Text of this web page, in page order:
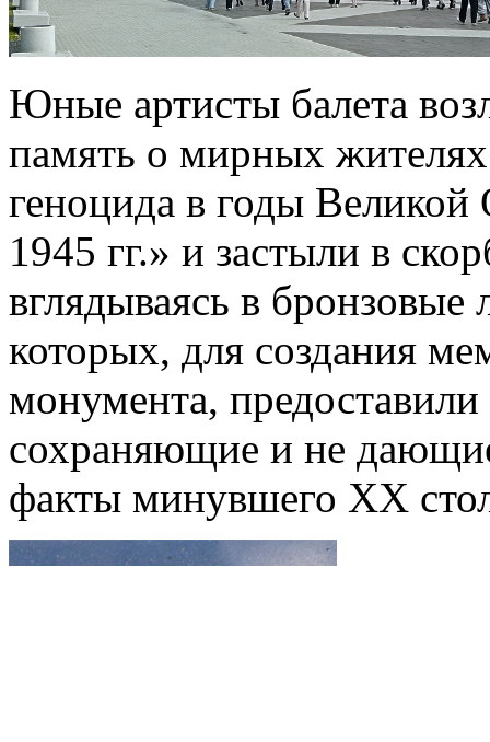
Юные артисты балета
память о мирных
геноцида в годы
1945 гг.» и застыли в
вглядываясь в
которых, для создания
монумента,
сохраняющие и не
факты минувшего XX